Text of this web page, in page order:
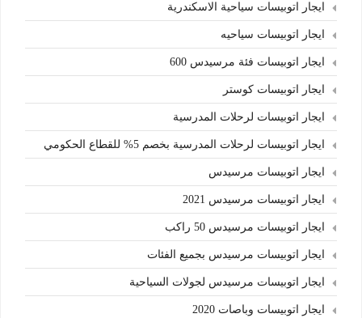
ايجار اتوبيسات سياحية الاسكندرية
ايجار اتوبيسات سياحيه
ايجار اتوبيسات فئة مرسيدس 600
ايجار اتوبيسات كوستر
ايجار اتوبيسات لرحلات المدرسية
ايجار اتوبيسات لرحلات المدرسية بخصم 5% للقطاع الحكومي
ايجار اتوبيسات مرسيدس
ايجار اتوبيسات مرسيدس 2021
ايجار اتوبيسات مرسيدس 50 راكب
ايجار اتوبيسات مرسيدس بجميع الفئات
ايجار اتوبيسات مرسيدس لجولات السياحية
ايجار اتوبيسات وباصات 2020